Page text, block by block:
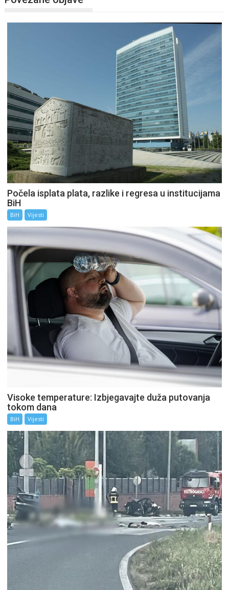
Počela isplata plata, razlike i regresa u institucijama
BiH
BiH Vijesti
Visoke temperature: Izbjegavajte duža putovanja
tokom dana
BiH Vijesti